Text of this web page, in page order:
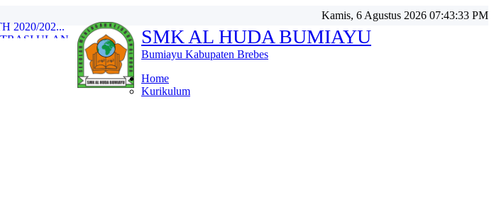
2020/202...
ULAN...
Kamis, 6 Agustus 2026 07:43:34 PM
SMK AL HUDA BUMIAYU
Bumiayu Kabupaten Brebes
Home
Kurikulum